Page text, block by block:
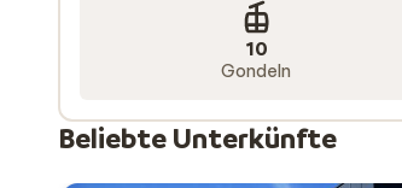
10
Gondeln
Beliebte Unterkünfte